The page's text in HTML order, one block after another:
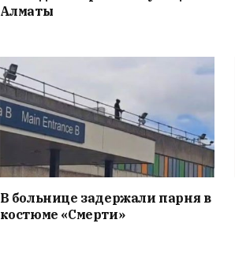
Алматы
В больнице задержали парня в
костюме «Смерти»